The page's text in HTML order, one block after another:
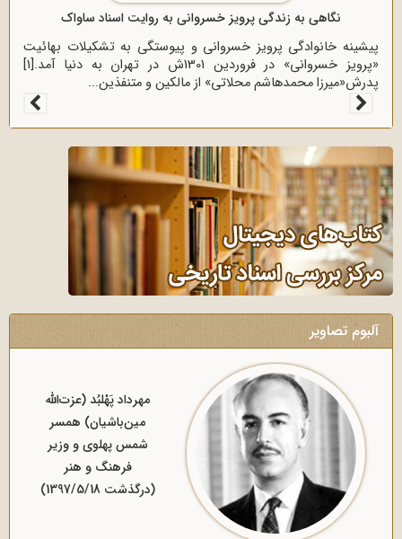
نگاهی به زندگی پرویز خسروانی به روایت اسناد ساواک
پیشینه خانوادگی پرویز خسروانی و پیوستگی به تشکیلات بهائیت
«پرویز خسروانى» در فروردین 1301ش در تهران به دنیا آمد.[1]
پدرش«میرزا محمدهاشم محلاتى» از مالکین و متنفذین...
آلبوم تصاویر
آیت‌الله العظمی سید
ابوالقاسم خوئی (متوفی
1371/5/17)